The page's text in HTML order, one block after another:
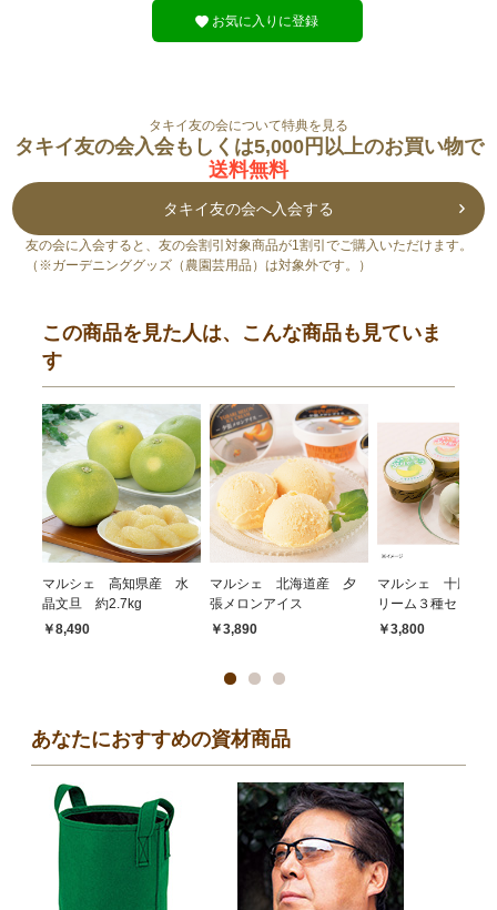
お気に入りに登録
タキイ友の会について特典を見る
タキイ友の会入会もしくは5,000円以上のお買い物で
送料無料
タキイ友の会へ入会する
友の会に入会すると、友の会割引対象商品が1割引でご購入いただけます。
（※ガーデニンググッズ（農園芸用品）は対象外です。）
この商品を見た人は、こんな商品も見ていま
す
マルシェ 高知県産 水
晶文旦 約2.7kg
￥8,490
マルシェ 北海道産 夕
張メロンアイス
￥3,890
マルシェ 十勝ア
リーム３種セット
￥3,800
あなたにおすすめの資材商品